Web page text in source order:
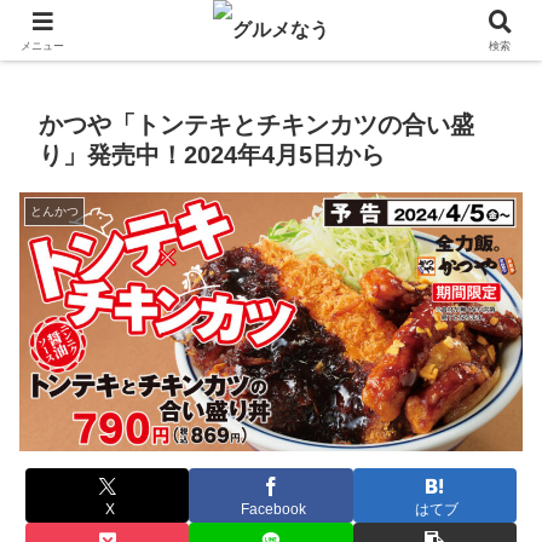
飲食店キャンペーン・食品飲料お菓子新発売のグルメニュース。
かつや「トンテキとチキンカツの合い盛
り」発売中！2024年4月5日から
とんかつ
X Facebook はてブ
メニュー 検索